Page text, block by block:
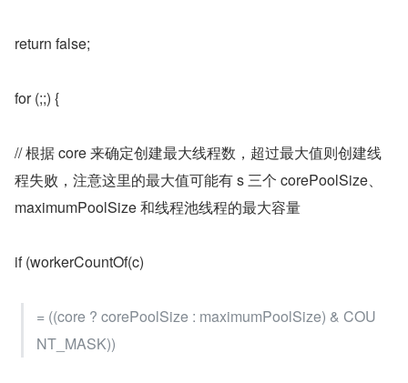
return false;
for (;;) {
// 根据 core 来确定创建最大线程数，超过最大值则创建线
程失败，注意这里的最大值可能有 s 三个 corePoolSize、
maximumPoolSize 和线程池线程的最大容量
if (workerCountOf(c)
= ((core ? corePoolSize : maximumPoolSize) & COU
NT_MASK))